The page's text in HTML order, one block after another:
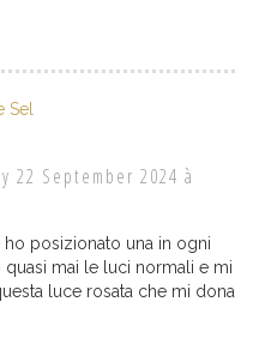
Sel
22 September 2024 à
ho posizionato una in ogni
mai le luci normali e mi
luce rosata che mi dona